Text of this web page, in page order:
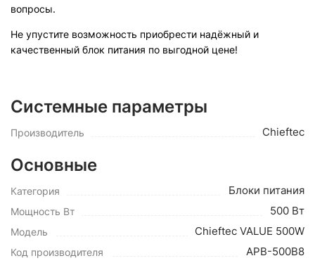
вопросы.
Не упустите возможность приобрести надёжный и
качественный блок питания по выгодной цене!
Системные параметры
Производитель Chieftec
Основные
Категория Блоки питания
Мощность Вт 500 Вт
Модель Chieftec VALUE 500W
Код производителя APB-500B8